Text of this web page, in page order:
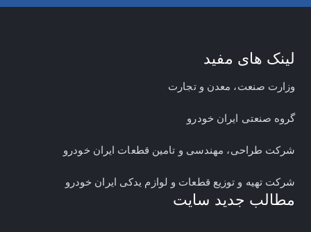
لینک های مفید
وزارت صنعت، معدن و تجارت
گروه صنعتی ایران خودرو
شرکت طراحی، مهندسی و تامین قطعات ایران خودرو
شرکت تهیه و توزیع قطعات و لوازم یدکی ایران خودرو
مطالب جدید سایت